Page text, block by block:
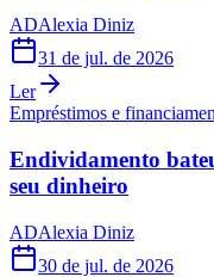
ADAlexia Diniz
31 de jul. de 2026
Ler
Empréstimos e
Endividamento
seu dinheiro
ADAlexia Diniz
30 de jul. de 2026